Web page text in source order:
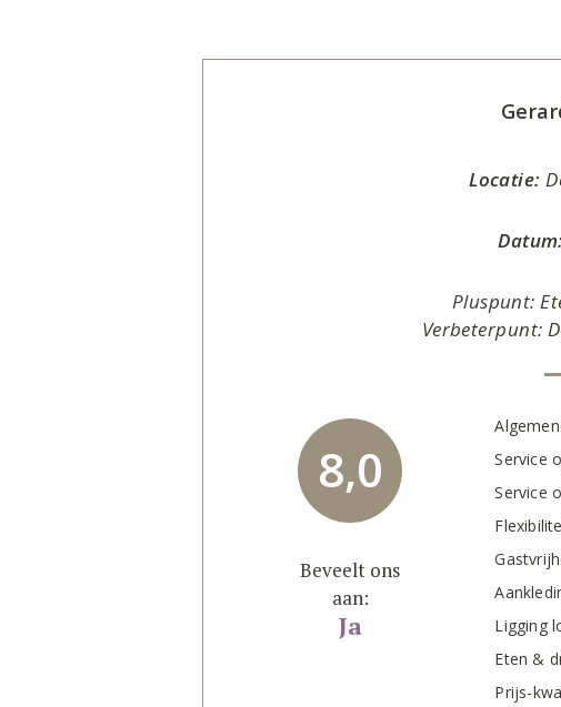
Locatie:
Datum:
Pluspunt:
Verbeterpunt:
8,0
Beveelt ons
aan:
Ja
Service
Service
Ligging
Eten &
Prijs-